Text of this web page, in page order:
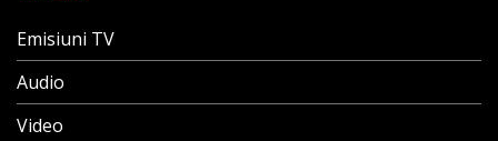
Emisiuni TV
Audio
Video